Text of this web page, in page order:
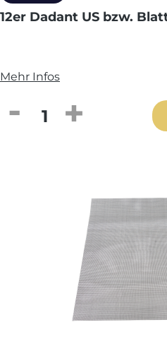
12er Dadant US bzw.
Mehr Infos
Produkt Anzahl: Gib